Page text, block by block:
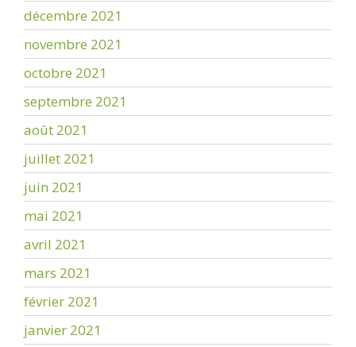
décembre 2021
novembre 2021
octobre 2021
septembre 2021
août 2021
juillet 2021
juin 2021
mai 2021
avril 2021
mars 2021
février 2021
janvier 2021